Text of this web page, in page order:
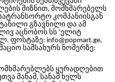
მიზნით, მომხმარებელს
კომპანიისგან
გზავნილი და ამ
აცნობოს სს ‘ელიტ
ფოსტაზე: info@popmart.ge,
სამსახურს ნომერზე:
ყურადღებით
მანამ, სანამ ხელს